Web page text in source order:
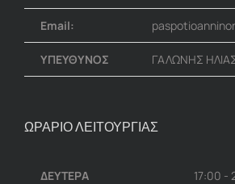
Email:
ΥΠΕΥΘΥΝΟΣ ΓΑΛΩΝΗΣ
ΩΡΑΡΙΟ ΛΕΙΤΟΥΡΓΙΑΣ
ΔΕΥΤΕΡΑ 17:00 -